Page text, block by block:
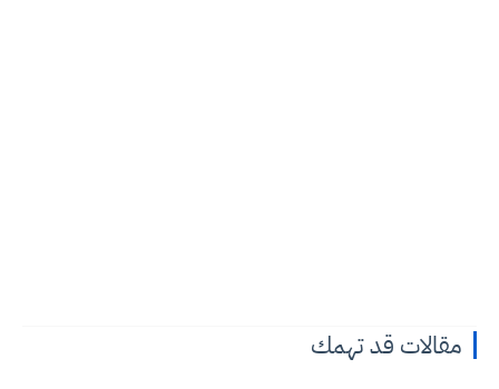
مقالات قد تهمك